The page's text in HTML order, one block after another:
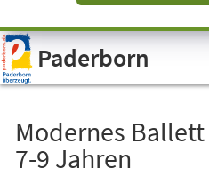
Visuelle
Assistenzsoftware
öffnen.Paderborn
Modernes
7-9 Jahren